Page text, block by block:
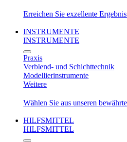
Erreichen Sie exzellente
INSTRUMENTE
INSTRUMENTE
Praxis
Verblend- und Schichttechnik
Modellierinstrumente
Weitere
Wählen Sie aus unseren
HILFSMITTEL
HILFSMITTEL